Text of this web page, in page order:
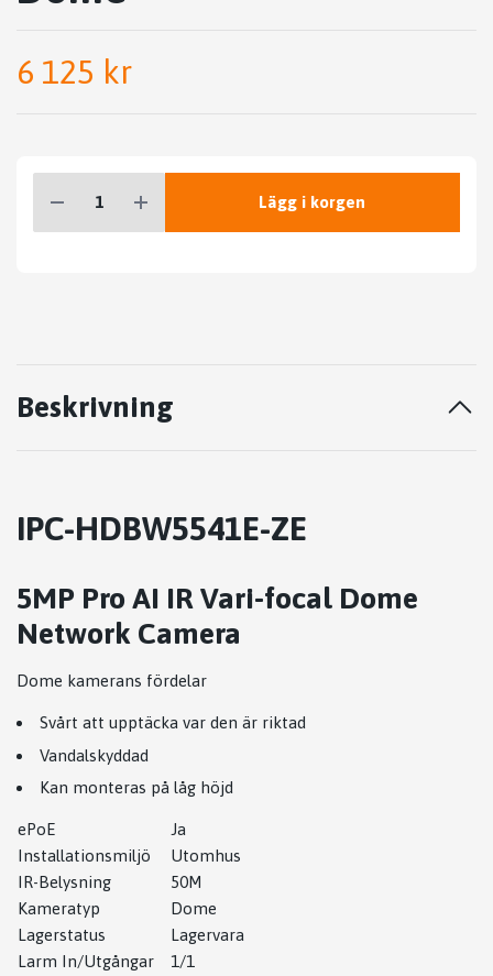
6 125 kr
Lägg i korgen
Beskrivning
IPC-HDBW5541E-ZE
5MP Pro AI IR Vari-focal Dome
Network Camera
Dome kamerans fördelar
Svårt att upptäcka var den är riktad
Vandalskyddad
Kan monteras på låg höjd
ePoE
Ja
Installationsmiljö
Utomhus
IR-Belysning
50M
Kameratyp
Dome
Lagerstatus
Lagervara
Larm In/Utgångar
1/1